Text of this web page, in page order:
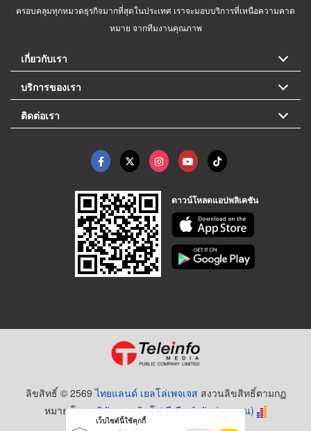
ครอบคลุมทุกหมวดธุรกิจมากที่สุดในประเทศ เราจะมอบบริการที่เหนือความคาด
หมาย จากทีมงานคุณภาพ
เกี่ยวกับเรา
บริการของเรา
ติดต่อเรา
ดาวน์โหลดแอปพลิเคชัน
ลิขสิทธิ์ © 2569ไทยแลนด์ เยลโล่เพจเจส สงวนลิขสิทธิ์ตามกฏ
หมาย โดยบริษัท เทเลอินโฟ มีเดีย จำกัด (มหาชน)
เว็บไซต์นี้ใช้คุกกี้